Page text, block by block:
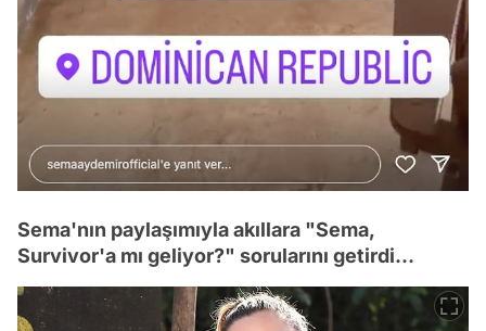
Sema'nın paylaşımıyla akıllara "Sema,
Survivor'a mı geliyor?" sorularını getirdi...